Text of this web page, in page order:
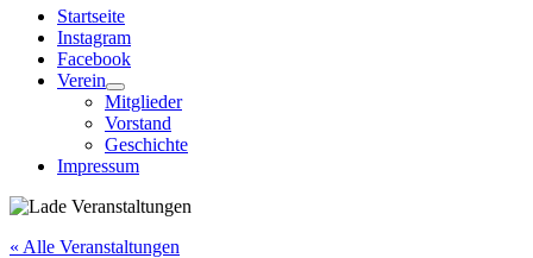
Startseite
Instagram
Facebook
Verein
Mitglieder
Vorstand
Geschichte
Impressum
« Alle Veranstaltungen